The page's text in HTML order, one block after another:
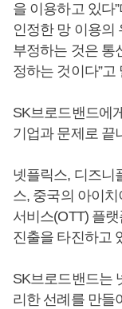
을 이용하고 있다
인정한 망 이용의
부정하는 것은 통
정하는 것이다”고
SK브로드밴드에
기업과 문제로 끝
넷플릭스, 디즈니
스, 중국의 아이
서비스(OTT) 플
진출을 타진하고
SK브로드밴드는
리한 선례를 만들